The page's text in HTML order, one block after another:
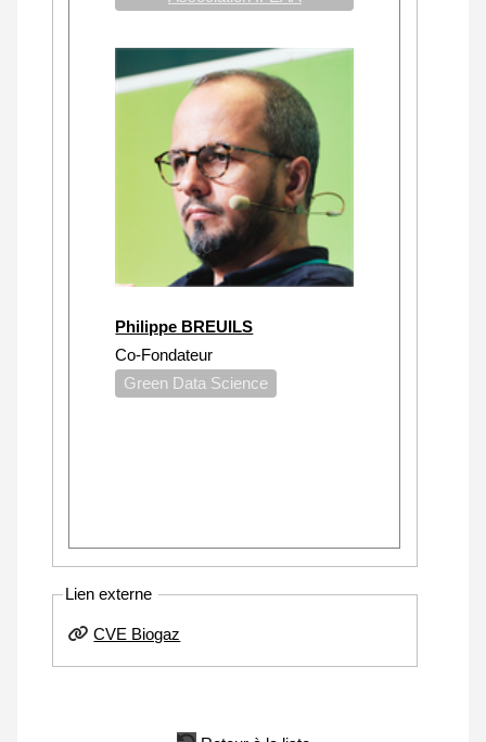
Philippe BREUILS
Co-Fondateur
Green Data Science
Lien externe
CVE Biogaz